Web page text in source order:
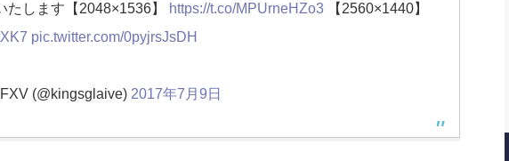
たします【2048×1536】
https://t.co/MPUrneHZo3 【2560×1440】
pic.twitter.com/0pyjrsJsDH
(@kingsglaive) 2017年7月9日